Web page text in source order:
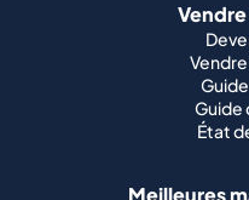
Guide
État
Meilleures